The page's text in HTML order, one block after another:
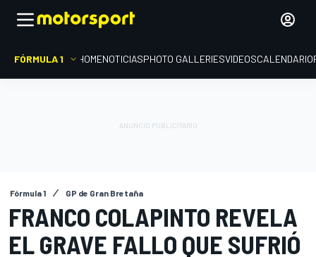
FÓRMULA 1 HOMENOTICIASPHOTO GALLERIESVIDEOSCALENDARIO
Fórmula 1 GP de Gran Bretaña
FRANCO COLAPINTO REVELA
EL GRAVE FALLO QUE SUFRIÓ